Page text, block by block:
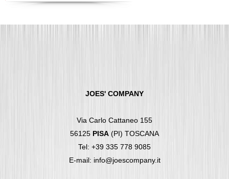
JOES' COMPANY
Via Carlo Cattaneo 155
56125 PISA (PI) TOSCANA
Tel: +39 335 778 9085
E-mail: info@joescompany.it